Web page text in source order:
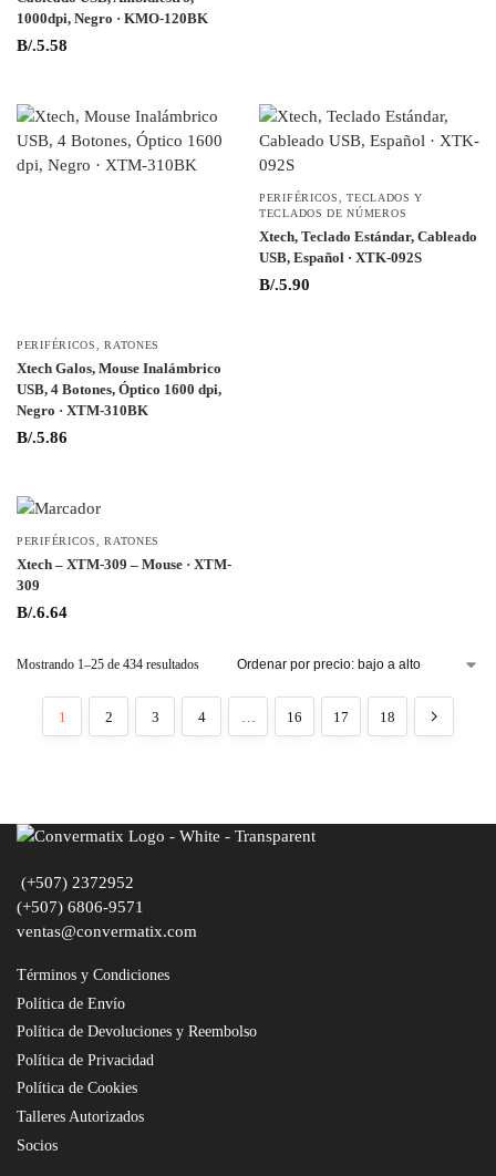
1000dpi, Negro · KMO-120BK
B/.5.58
PERIFÉRICOS ,RATONES
Xtech Galos, Mouse Inalámbrico
USB, 4 Botones, Óptico 1600 dpi,
Negro · XTM-310BK
B/.5.86
PERIFÉRICOS ,TECLADOS Y
TECLADOS DE NÚMEROS
Xtech, Teclado Estándar, Cableado
USB, Español · XTK-092S
B/.5.90
PERIFÉRICOS ,RATONES
Xtech – XTM-309 – Mouse · XTM-
309
B/.6.64
Mostrando 1–25 de 434 resultados
1 2 3 4 … 16 17 18
(+507) 2372952
(+507) 6806-9571
ventas@convermatix.com
Términos y Condiciones
Política de Envío
Política de Devoluciones y Reembolso
Política de Privacidad
Política de Cookies
Talleres Autorizados
Socios